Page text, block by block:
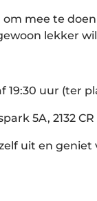
mee te
lekker
19:30 uur (ter
5A, 2132
uit en geniet